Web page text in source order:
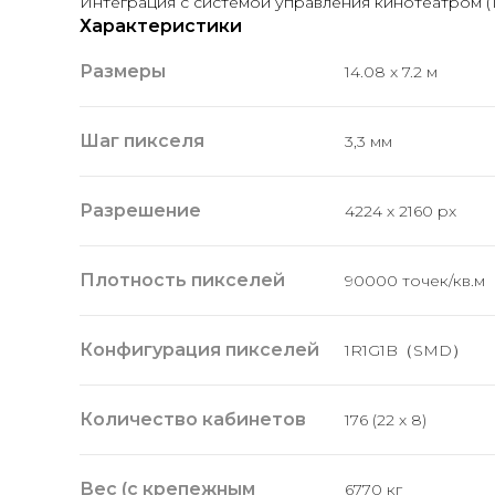
Характеристики
Размеры 14.08 х 7.2 м
Шаг пикселя 3,3 мм
Разрешение 4224 х 2160 px
Плотность пикселей 90000 точек/кв.м
Конфигурация пикселей 1R1G1B（SMD）
Количество кабинетов 176 (22 х 8)
Вес (с крепежным
6770 кг